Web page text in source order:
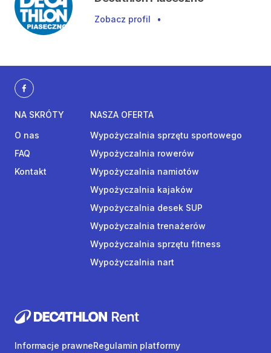
Zobacz profil •
NA SKRÓTY
O nas
FAQ
Kontakt
NASZA OFERTA
Wypożyczalnia sprzętu sportowego
Wypożyczalnia rowerów
Wypożyczalnia namiotów
Wypożyczalnia kajaków
Wypożyczalnia desek SUP
Wypożyczalnia trenażerów
Wypożyczalnia sprzętu fitness
Wypożyczalnia nart
Informacje prawneRegulamin platformy